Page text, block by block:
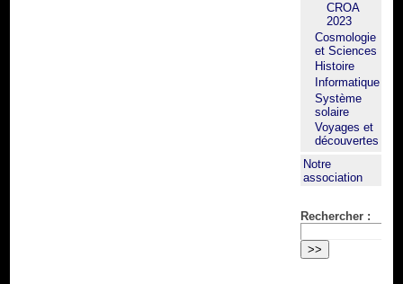
CROA
2023
Cosmologie
et Sciences
Histoire
Informatique
Système
solaire
Voyages et
découvertes
Notre
association
Rechercher :